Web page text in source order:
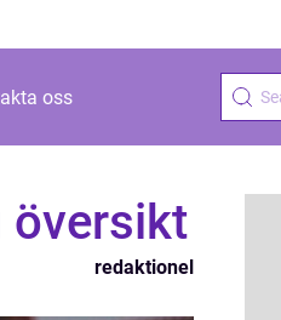
oss
översikt
redaktionel